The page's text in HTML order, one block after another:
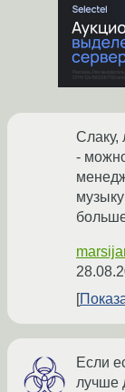
Слаку,
-
Если
лучше